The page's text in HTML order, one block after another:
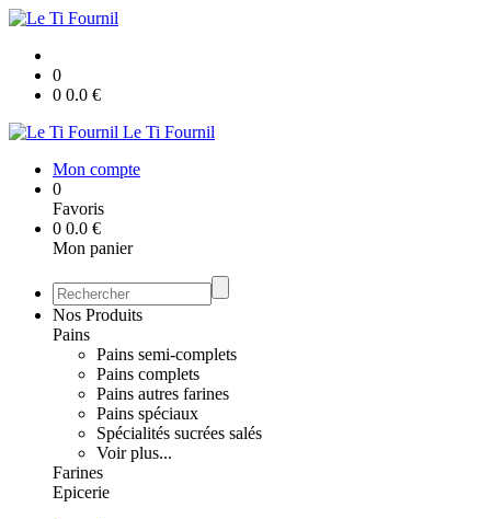
0
0 0.0 €
Le Ti Fournil
Mon compte
0
Favoris
0 0.0 €
Mon panier
Nos Produits
Pains
Pains semi-complets
Pains complets
Pains autres farines
Pains spéciaux
Spécialités sucrées salés
Voir plus...
Farines
Epicerie